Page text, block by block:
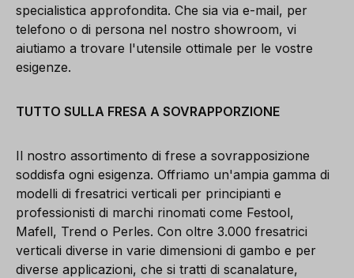
specialistica approfondita. Che sia via e-mail, per
telefono o di persona nel nostro showroom, vi
aiutiamo a trovare l'utensile ottimale per le vostre
esigenze.
TUTTO SULLA FRESA A SOVRAPPORZIONE
Il nostro assortimento di frese a sovrapposizione
soddisfa ogni esigenza. Offriamo un'ampia gamma di
modelli di fresatrici verticali per principianti e
professionisti di marchi rinomati come Festool,
Mafell, Trend o Perles. Con oltre 3.000 fresatrici
verticali diverse in varie dimensioni di gambo e per
diverse applicazioni, che si tratti di scanalature,